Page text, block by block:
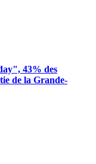
43% des
de la Grande-